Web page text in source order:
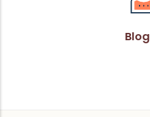
Blog